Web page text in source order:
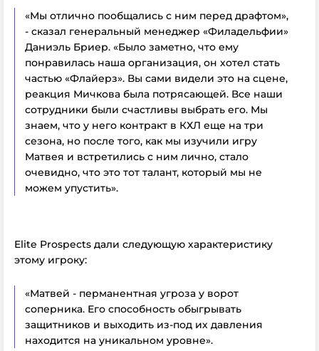
«Мы отлично пообщались с ним перед драфтом»,
- сказал генеральный менеджер «Филадельфии»
Даниэль Бриер. «Было заметно, что ему
понравилась наша организация, он хотел стать
частью «Флайерз». Вы сами видели это на сцене,
реакция Мичкова была потрясающей. Все наши
сотрудники были счастливы выбрать его. Мы
знаем, что у него контракт в КХЛ еще на три
сезона, но после того, как мы изучили игру
Матвея и встретились с ним лично, стало
очевидно, что это тот талант, который мы не
можем упустить».
Elite Prospects дали следующую характеристику
этому игроку:
«Матвей - перманентная угроза у ворот
соперника. Его способность обыгрывать
защитников и выходить из-под их давления
находится на уникальном уровне».